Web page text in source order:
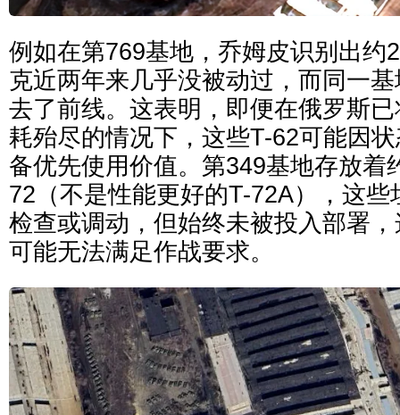
例如在第769基地，乔姆皮识别出约
克近两年来几乎没被动过，而同一
去了前线。这表明，即便在俄罗斯
耗殆尽的情况下，这些T-62可能因
备优先使用价值。第349基地存放着
72（不是性能更好的T-72A），这
检查或调动，但始终未被投入部署
可能无法满足作战要求。